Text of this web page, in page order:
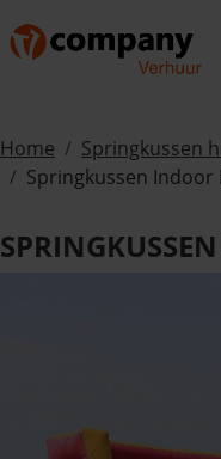
Home
Springkussen
Springkussen Indoor